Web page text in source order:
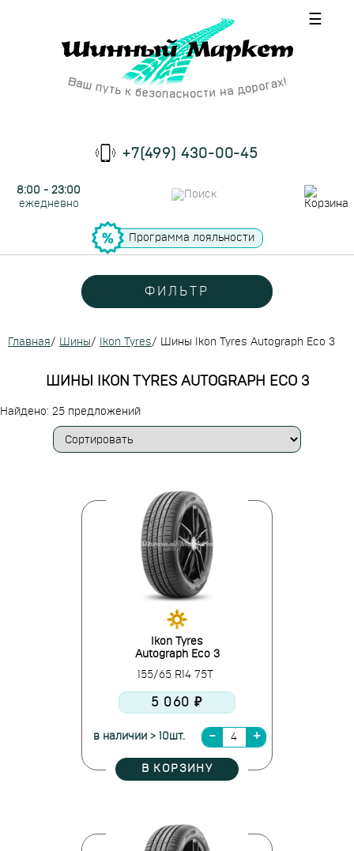
☰
+7(499) 430-00-45
8:00 - 23:00
ежедневно
Программа лояльности
ФИЛЬТР
Главная/ Шины/ Ikon Tyres/ Шины Ikon Tyres Autograph Eco 3
ШИНЫ IKON TYRES AUTOGRAPH ECO 3
Найдено: 25 предложений
Ikon Tyres
Autograph Eco 3
155/65 R14 75T
5 060 ₽
в наличии > 10шт.
В КОРЗИНУ